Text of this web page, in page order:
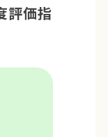
評価指